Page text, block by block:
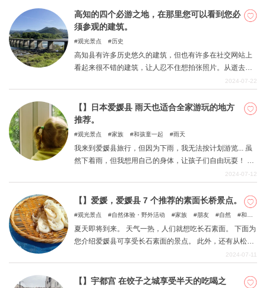
您想看的东西。 本文将介绍本乡三丁目站和上野站周边的
众多观光景点。这些景点交通便利，请您在空闲或想放松
时前往游览！
高知的四个必游之地，在那里您可以看到您必
须参观的建筑。
观光景点 历史
高知县有许多历史悠久的建筑，但也有许多在社交网站上
看起来很不错的建筑，让人忍不住想拍张照片。从逝去的
传统、厚重的建筑中抽身出来，参观一下时尚、振奋人心
汤原闻名遐迩。我们将从与周围绿色环境融为一体的美丽
建筑开始，为您介绍精心挑选的四个景点，在那里您可以
欣赏到在社交网站上成为热门话题的建筑设计。
2024-07-22
【】日本爱媛县 雨天也适合全家游玩的地方
推荐。
观光景点 家族 和孩童一起 雨天
我来到爱媛县旅行，但因为下雨，我无法按计划游览... 虽
然下着雨，但我想用自己的身体，让孩子们自由玩耍！ 您
是否有任何问题，例如 爱媛有很多地方，即使天气不好也
能让父母和孩子们尽享欢乐的景点。
2024-07-12
【】爱媛，爱媛县 7 个推荐的素面长桥景点。
观光景点 自然体验・野外活动 家族 朋友 自然
和孩
夏天即将到来。 天气一热，人们就想吃长石素面。 下面为
您介绍爱媛县可享受长石素面的景点。 此外，还有从松山
市内方便前往的地方，以及除了素面长桥之外还能享受池
2024-07-11
【】宇都宫 在饺子之城享受半天的吃喝之